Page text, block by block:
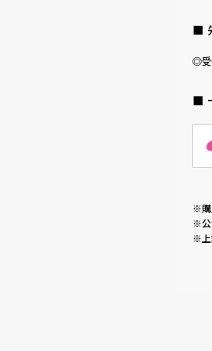
■
◎受
■
※購
※公
※上